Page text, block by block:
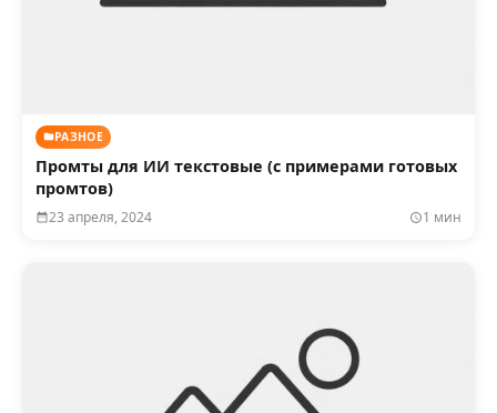
РАЗНОЕ
Промты для ИИ текстовые (с примерами готовых
промтов)
23 апреля, 2024 1 мин